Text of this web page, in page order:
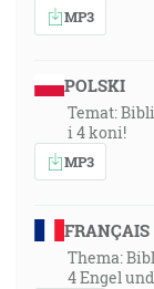
MP3
POLSKI
Temat:
i 4 koni!
MP3
FRANÇAIS
Thema:
4 Engel